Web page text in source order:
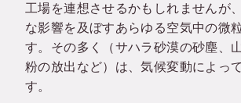
工場を連想させるかもしれませんが
な影響を及ぼすあらゆる空気中の微
す。その多く（サハラ砂漠の砂塵、
粉の放出など）は、気候変動によっ
す。